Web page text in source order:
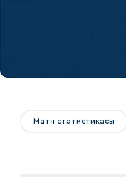
Матч статистикасы